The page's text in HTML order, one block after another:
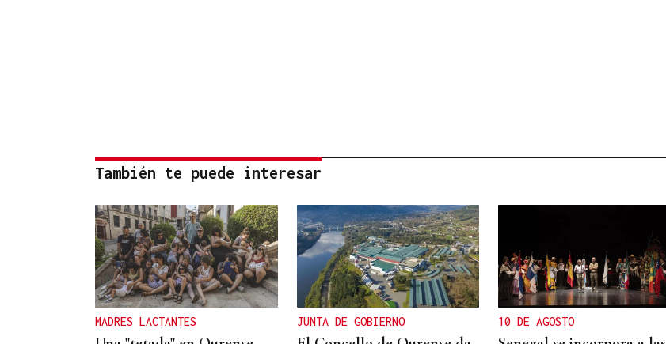
También te puede interesar
MADRES LACTANTES JUNTA DE GOBIERNO 10 DE AGOSTO